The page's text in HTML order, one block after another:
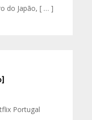
do Japão, [ … ]
Portugal